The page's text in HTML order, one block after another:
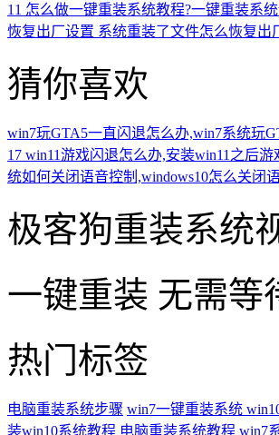
11 怎么做一键重装系统教程?一键重装系
恢复出厂设置 系统重装了文件怎么恢复出
猜你喜欢
win7玩GTA5一直闪退怎么办,win7系统玩
17 win11游戏闪退怎么办,安装win11之后游
统如何关闭语音控制,windows10怎么关闭
极客狗重装系统
一键重装 无需等
热门标签
电脑重装系统步骤 win7一键重装系统
装win10系统教程 电脑重装系统教程 win7